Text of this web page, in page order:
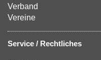
Verband
Vereine
Service / Rechtliches